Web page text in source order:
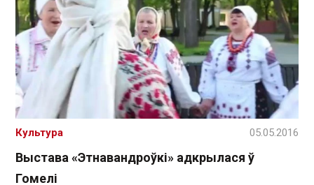
Выстава «Этнавандроўкі» адкрылася ў
Гомелі
Культура 05.05.2016